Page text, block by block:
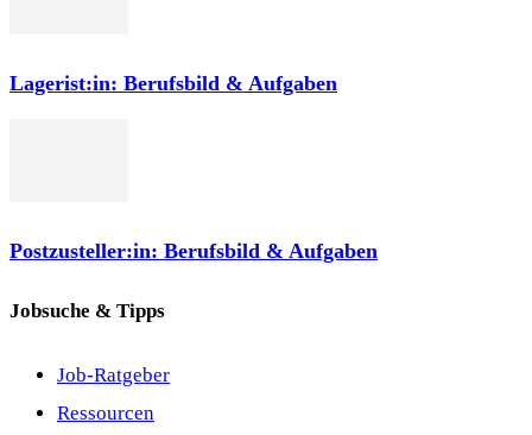
Lagerist:in: Berufsbild & Aufgaben
Postzusteller:in: Berufsbild & Aufgaben
Jobsuche & Tipps
Job-Ratgeber
Ressourcen